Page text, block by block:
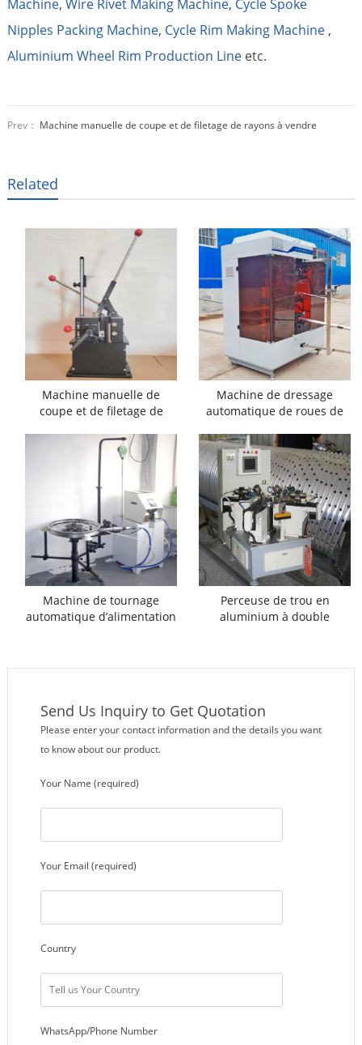
Machine, Wire Rivet Making Machine, Cycle Spoke
Nipples Packing Machine, Cycle Rim Making Machine,
Aluminium Wheel Rim Production Lineetc.
Prev： Machine manuelle de coupe et de filetage de rayons à vendre
Related
Machine manuelle de
coupe et de filetage de
Machine de dressage
automatique de roues de
Machine de tournage
automatique d’alimentation
Perceuse de trou en
aluminium à double
Send Us Inquiry to Get Quotation
Please enter your contact information and the details you want
to know about our product.
Your Name (required)
Your Email (required)
Country
WhatsApp/Phone Number